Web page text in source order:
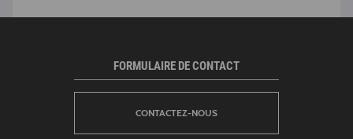
FORMULAIRE DE CONTACT
CONTACTEZ-NOUS